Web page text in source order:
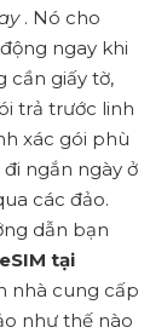
. Nó cho
ngay khi
cần giấy tờ,
trả trước linh
xác gói phù
ngắn ngày ở
các đảo.
dẫn bạn
eSIM tại
nhà cung cấp
như thế nào